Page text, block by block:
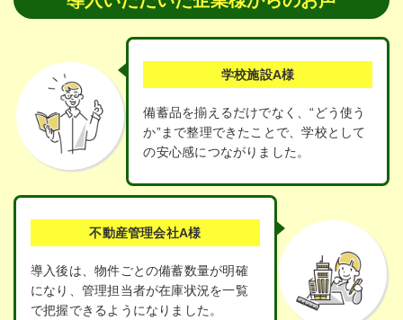
学校施設A様
備蓄品を揃えるだけでなく、“どう使う
か”まで整理できたことで、学校として
の安心感につながりました。
不動産管理会社A様
導入後は、物件ごとの備蓄数量が明確
になり、管理担当者が在庫状況を一覧
で把握できるようになりました。